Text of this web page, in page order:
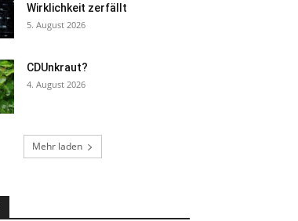
Wirklichkeit zerfällt
5. August 2026
CDUnkraut?
4. August 2026
Mehr laden